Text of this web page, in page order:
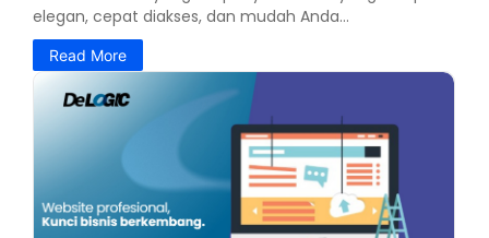
elegan, cepat diakses, dan mudah Anda...
Read More